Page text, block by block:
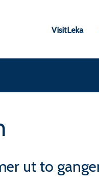
VisitLeka
ut to